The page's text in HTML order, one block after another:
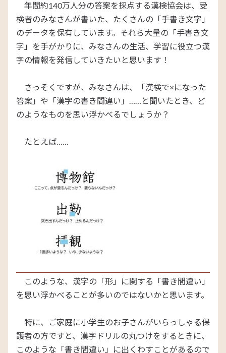
年間約140万人分の答案を採点する漢検協会は、受
検者のみなさんが書いた、たくさんの「手書き文字」
のデータを保有しています。それら大量の「手書き文
字」を手がかりに、みなさんの生活、学習に役立つ漢
字の情報を発信していきたいと思います！
さっそくですが、みなさんは、「漢検で×になった
答案」や「漢字の書き間違い」……と聞いたとき、ど
のようなものを思い浮かべるでしょうか？
たとえば……
このような、漢字の「形」に関する「書き間違い」
を思い浮かべることが多いのではないかと思います。
特に、ご家庭に小学生のお子さんがいらっしゃる保
護者の方ですと、漢字ドリルの丸つけをするときに、
このような「書き間違い」に出くわすことがあるので